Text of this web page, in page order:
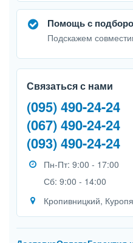
Помощь с
Подскажем
Связаться с нами
(095) 490-24-24
(067) 490-24-24
(093) 490-24-24
Пн-Пт: 9:00 - 17:00
Сб: 9:00 - 14:00
Кропивницкий,